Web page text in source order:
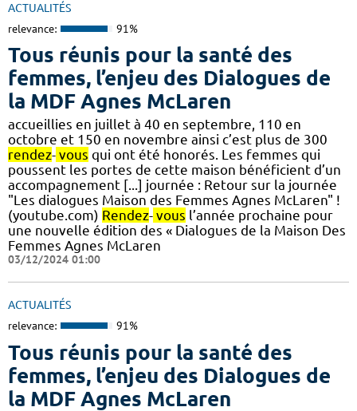
ACTUALITÉS
relevance: 91%
Tous réunis pour la santé des
femmes, l’enjeu des Dialogues de
la MDF Agnes McLaren
accueillies en juillet à 40 en septembre, 110 en
octobre et 150 en novembre ainsi c’est plus de 300
rendez- vous qui ont été honorés. Les femmes qui
poussent les portes de cette maison bénéficient d’un
accompagnement [...] journée : Retour sur la journée
"Les dialogues Maison des Femmes Agnes McLaren" !
(youtube.com) Rendez- vous l’année prochaine pour
une nouvelle édition des « Dialogues de la Maison Des
Femmes Agnes McLaren
03/12/2024 01:00
ACTUALITÉS
relevance: 91%
Tous réunis pour la santé des
femmes, l’enjeu des Dialogues de
la MDF Agnes McLaren